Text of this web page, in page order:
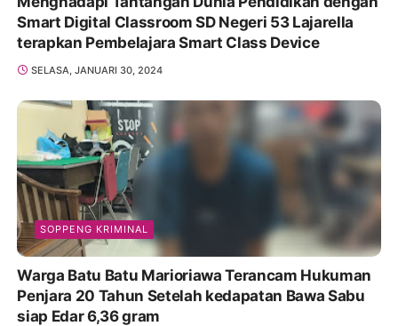
Smart Digital Classroom SD Negeri 53 Lajarella
terapkan Pembelajara Smart Class Device
SELASA, JANUARI 30, 2024
SOPPENG KRIMINAL
Warga Batu Batu Marioriawa Terancam Hukuman
Penjara 20 Tahun Setelah kedapatan Bawa Sabu
siap Edar 6,36 gram